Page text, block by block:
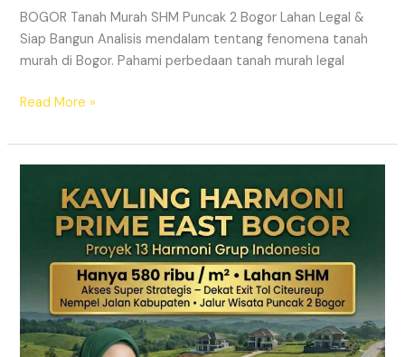
BOGOR Tanah Murah SHM Puncak 2 Bogor Lahan Legal &
Siap Bangun Analisis mendalam tentang fenomena tanah
murah di Bogor. Pahami perbedaan tanah murah legal
Read More »
Hanjawong
Puncak
Bogor
Gunung
&